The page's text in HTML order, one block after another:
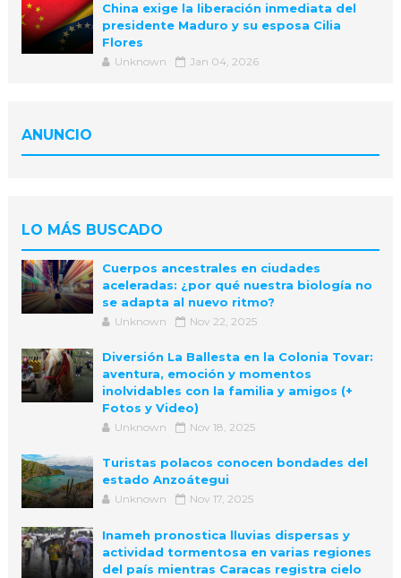
China exige la liberación inmediata del
presidente Maduro y su esposa Cilia
Flores
Unknown Jan 04, 2026
ANUNCIO
LO MÁS BUSCADO
Cuerpos ancestrales en ciudades
aceleradas: ¿por qué nuestra biología no
se adapta al nuevo ritmo?
Unknown Nov 22, 2025
Diversión La Ballesta en la Colonia Tovar:
aventura, emoción y momentos
inolvidables con la familia y amigos (+
Fotos y Video)
Unknown Nov 18, 2025
Turistas polacos conocen bondades del
estado Anzoátegui
Unknown Nov 17, 2025
Inameh pronostica lluvias dispersas y
actividad tormentosa en varias regiones
del país mientras Caracas registra cielo